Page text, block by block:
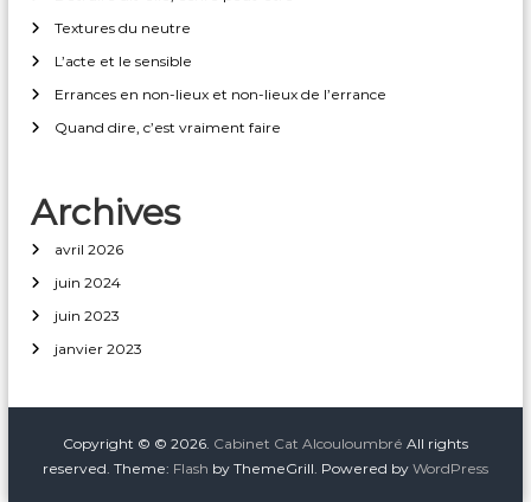
Textures du neutre
L’acte et le sensible
Errances en non-lieux et non-lieux de l’errance
Quand dire, c’est vraiment faire
Archives
avril 2026
juin 2024
juin 2023
janvier 2023
Copyright © © 2026. Cabinet Cat Alcouloumbré All rights
reserved. Theme: Flash by ThemeGrill. Powered by WordPress